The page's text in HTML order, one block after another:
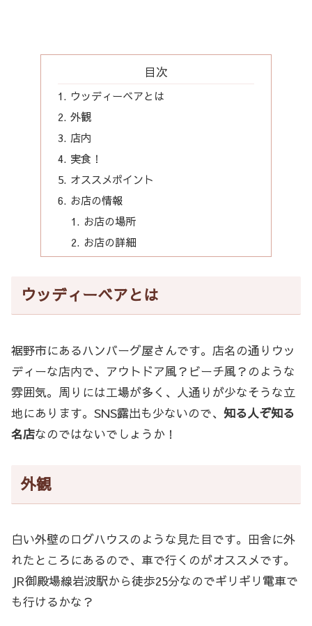
目次
ウッディーベアとは
外観
店内
実食！
オススメポイント
お店の情報
お店の場所
お店の詳細
ウッディーベアとは
裾野市にあるハンバーグ屋さんです。店名の通りウッ
ディーな店内で、アウトドア風？ビーチ風？のような
雰囲気。周りには工場が多く、人通りが少なそうな立
地にあります。SNS露出も少ないので、 知る人ぞ知る
名店なのではないでしょうか！
外観
白い外壁のログハウスのような見た目です。田舎に外
れたところにあるので、車で行くのがオススメです。
JR御殿場線岩波駅から徒歩25分なのでギリギリ電車で
も行けるかな？